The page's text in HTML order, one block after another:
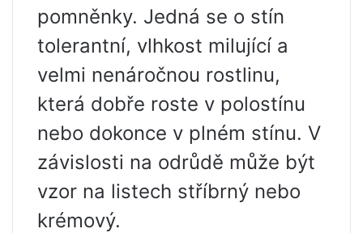
pomněnky. Jedná se o stín
tolerantní, vlhkost milující a
velmi nenáročnou rostlinu,
která dobře roste v polostínu
nebo dokonce v plném stínu. V
závislosti na odrůdě může být
vzor na listech stříbrný nebo
krémový.